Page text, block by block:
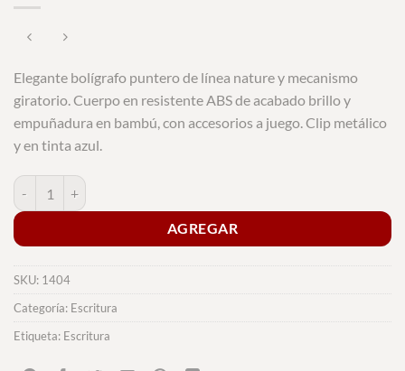
Elegante bolígrafo puntero de línea nature y mecanismo
giratorio. Cuerpo en resistente ABS de acabado brillo y
empuñadura en bambú, con accesorios a juego. Clip metálico
y en tinta azul.
Bolígrafo Puntero Layrox cantidad
AGREGAR
SKU: 1404
Categoría: Escritura
Etiqueta: Escritura